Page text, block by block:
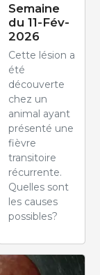
Semaine
du 11-Fév-
2026
Cette lésion a
été
découverte
chez un
animal ayant
présenté une
fièvre
transitoire
récurrente.
Quelles sont
les causes
possibles?